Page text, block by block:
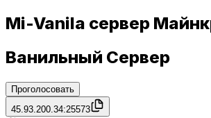
Mi-Vanila сервер
Ванильный Сервер
Проголосовать
45.93.200.34:25573